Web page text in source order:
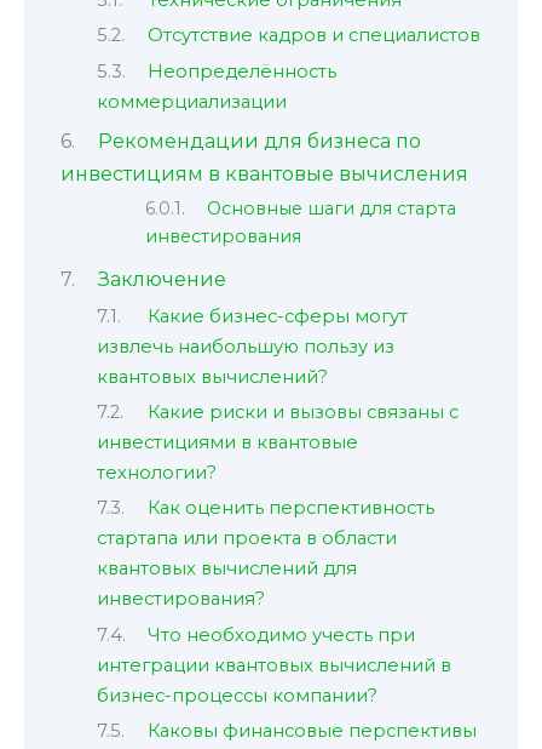
Отсутствие кадров и специалистов
Неопределённость
коммерциализации
Рекомендации для бизнеса по
инвестициям в квантовые вычисления
Основные шаги для старта
инвестирования
Заключение
Какие бизнес-сферы могут
извлечь наибольшую пользу из
квантовых вычислений?
Какие риски и вызовы связаны с
инвестициями в квантовые
технологии?
Как оценить перспективность
стартапа или проекта в области
квантовых вычислений для
инвестирования?
Что необходимо учесть при
интеграции квантовых вычислений в
бизнес-процессы компании?
Каковы финансовые перспективы